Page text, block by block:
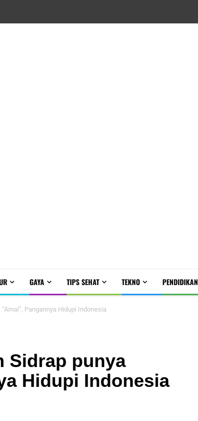
GAYA TIPS SEHAT TEKNO PENDIDIKAN
Pangannya Hidupi Indonesia
Sidrap punya
Hidupi Indonesia